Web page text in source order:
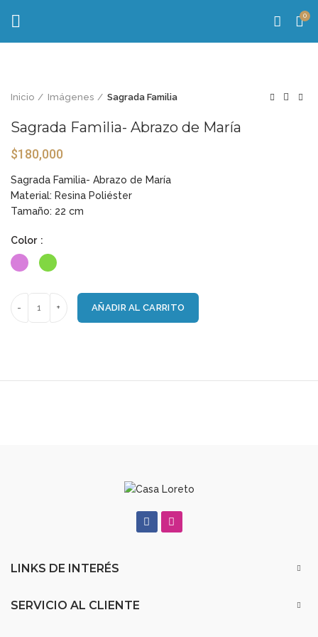
0
Inicio Imágenes Sagrada Familia
Sagrada Familia- Abrazo de María
$180,000
Sagrada Familia- Abrazo de María
Material: Resina Poliéster
Tamaño: 22 cm
Color
AÑADIR AL CARRITO
LINKS DE INTERÉS
SERVICIO AL CLIENTE